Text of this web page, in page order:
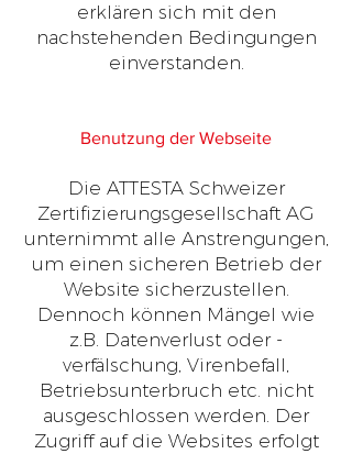
erklären sich mit den
nachstehenden Bedingungen
einverstanden.
Benutzung der Webseite
Die ATTESTA Schweizer
Zertifizierungsgesellschaft AG
unternimmt alle Anstrengungen,
um einen sicheren Betrieb der
Website sicherzustellen.
Dennoch können Mängel wie
z.B. Datenverlust oder -
verfälschung, Virenbefall,
Betriebsunterbruch etc. nicht
ausgeschlossen werden. Der
Zugriff auf die Websites erfolgt